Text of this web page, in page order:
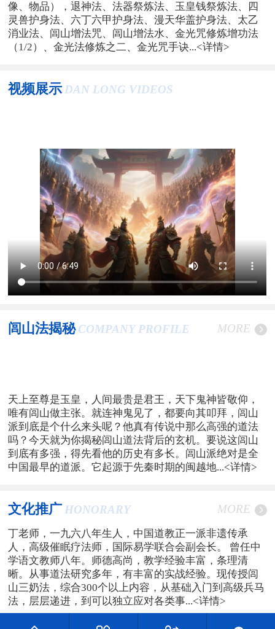
像、物品），退神法、法器祭炼法、玉皇钱祭炼法、四
灵兽护身法、六丁六甲护身法、漫天华盖护身法、太乙
消业法、闾山增法咒、闾山增法水、金光咒修炼增功法
（1/2）、金光法修炼之二、金光咒手诀...<详情>
视频展示 DAN LONG VIDEOS
闾山法揭秘 COMPANY PROFILE MORE
天上至尊是玉皇，人间最贵是君王，天下鬼神皆敬仰，
唯有闾山做主张。就连神鬼见了，都要向其叩拜，闾山
派到底是个什么来头呢？他真有传说中那么高强的道法
吗？今天就为你揭秘闾山道法背后的玄机。要说这闾山
到底有多强，得先看他的历史有多长。闾山派绝对是全
中国最早的道派。它起源于先秦时期的闽越地...<详情>
文化推广 HONORARY MORE
丁老师，一九六八年生人，中国道教正一派非遗传承
人，高级催眠疗法师，国际易学联合会副会长。 曾任中
学语文教师八年。师德高尚，教学经验丰富，条理清
晰。从事道法研究多年，有丰富的实战经验。现传授闾
山三奶法，综合300个以上内容，从基础入门到高级兵马
法，层层递进，到可以独立应对各类事...<详情>